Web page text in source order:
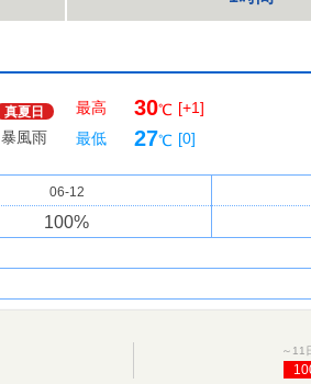
真夏日
暴風雨
最高 30℃ [+1]
最低
27℃ [0]
06-12
100%
～11